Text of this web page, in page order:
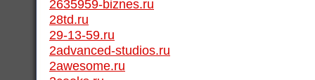
2635959-biznes.ru
28td.ru
29-13-59.ru
2advanced-studios.ru
2awesome.ru